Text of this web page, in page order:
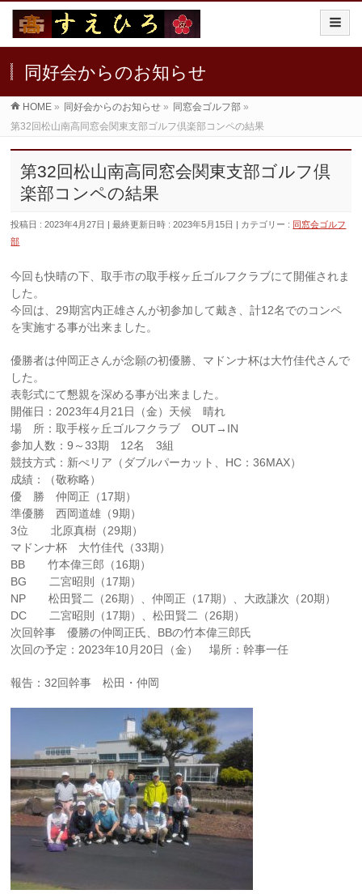
同好会からのお知らせ
HOME » 同好会からのお知らせ » 同窓会ゴルフ部 »
第32回松山南高同窓会関東支部ゴルフ倶楽部コンペの結果
第32回松山南高同窓会関東支部ゴルフ倶
楽部コンペの結果
投稿日 : 2023年4月27日 最終更新日時 : 2023年5月15日 カテゴリー : 同窓会ゴルフ
部
今回も快晴の下、取手市の取手桜ヶ丘ゴルフクラブにて開催されま
した。
今回は、29期宮内正雄さんが初参加して戴き、計12名でのコンペ
を実施する事が出来ました。
優勝者は仲岡正さんが念願の初優勝、マドンナ杯は大竹佳代さんで
した。
表彰式にて懇親を深める事が出来ました。
開催日：2023年4月21日（金）天候 晴れ
場 所：取手桜ヶ丘ゴルフクラブ OUT→IN
参加人数：9～33期 12名 3組
競技方式：新ぺリア（ダブルパーカット、HC：36MAX）
成績：（敬称略）
優 勝 仲岡正（17期）
準優勝 西岡道雄（9期）
3位 北原真樹（29期）
マドンナ杯 大竹佳代（33期）
BB 竹本偉三郎（16期）
BG 二宮昭則（17期）
NP 松田賢二（26期）、仲岡正（17期）、大政謙次（20期）
DC 二宮昭則（17期）、松田賢二（26期）
次回幹事 優勝の仲岡正氏、BBの竹本偉三郎氏
次回の予定：2023年10月20日（金） 場所：幹事一任
報告：32回幹事 松田・仲岡